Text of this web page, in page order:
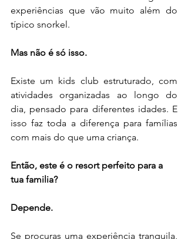
experiências que vão muito além do
típico snorkel.
Mas não é só isso.
Existe um kids club estruturado, com
atividades organizadas ao longo do
dia, pensado para diferentes idades. E
isso faz toda a diferença para famílias
com mais do que uma criança.
Então, este é o resort perfeito para a
tua familia?
Depende.
Se procuras uma experiência tranquila,